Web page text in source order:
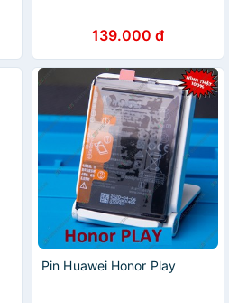
139.000 đ
Pin Huawei Honor Play